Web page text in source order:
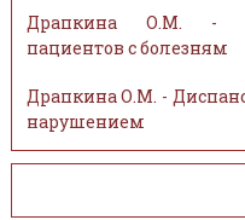
Драпкина О.М. -
пациентов с болезням
Драпкина О.М. -
нарушением